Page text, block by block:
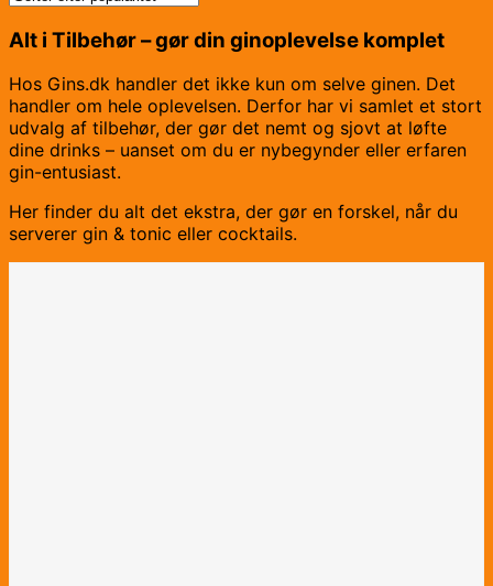
Alt i Tilbehør – gør din ginoplevelse komplet
Hos Gins.dk handler det ikke kun om selve ginen. Det
handler om hele oplevelsen. Derfor har vi samlet et stort
udvalg af tilbehør, der gør det nemt og sjovt at løfte
dine drinks – uanset om du er nybegynder eller erfaren
gin-entusiast.
Her finder du alt det ekstra, der gør en forskel, når du
serverer gin & tonic eller cocktails.